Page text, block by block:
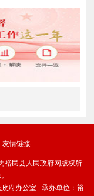
友情链接
裕民县人民政府网版权所
府办公室 承办单位：裕